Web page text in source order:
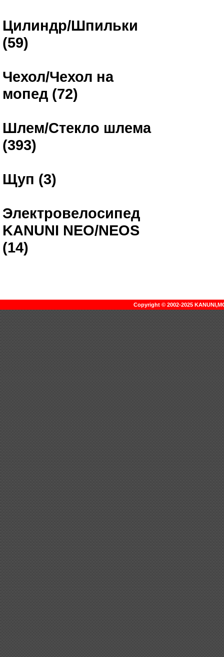
Цилиндр/Шпильки
(59)
Чехол/Чехол на
мопед (72)
Шлем/Стекло шлема
(393)
Щуп (3)
Электровелосипед
KANUNI NEO/NEOS
(14)
Copyright © 2002-2025